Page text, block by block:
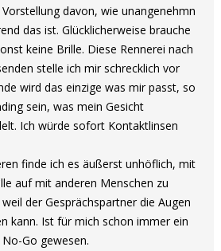
davon, wie unangenehmn
das ist. Glücklicherweise brauche
keine Brille. Diese Rennerei nach
stelle ich mir schrecklich vor
wird das einzige was mir passt, so
sein, was mein Gesicht
Ich würde sofort Kontaktlinsen
finde ich es äußerst unhöflich, mit
auf mit anderen Menschen zu
der Gesprächspartner die Augen
kann. Ist für mich schon immer ein
Go gewesen.